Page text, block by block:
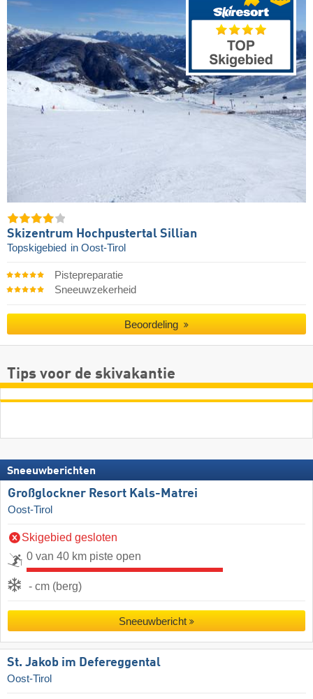
Skizentrum Hochpustertal Sillian
Topskigebied in Oost-Tirol
Pistepreparatie
Sneeuwzekerheid
Beoordeling
Tips voor de skivakantie
Sneeuwberichten
Großglockner Resort Kals-Matrei
Oost-Tirol
Skigebied gesloten
0 van 40 km piste open
- cm (berg)
Sneeuwbericht
St. Jakob im Defereggental
Oost-Tirol